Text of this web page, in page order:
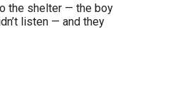
the shelter — the boy
listen — and they